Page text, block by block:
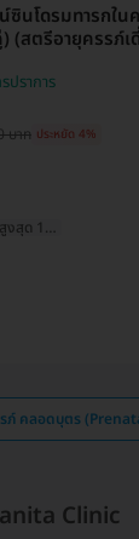
นโดรมทารกใน
(สตรีอายุครรภ์เ
ปราการ
บาท ประหยัด 4%
HD ออกค่าประเมินให้! สูงสุด 1500 บ.
ภ์ คลอดบุตร
Clinic